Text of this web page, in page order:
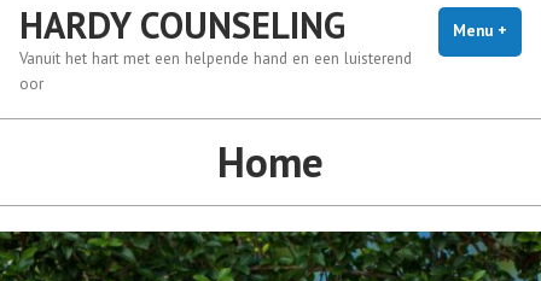
HARDY COUNSELING
Vanuit het hart met een helpende hand en een luisterend
oor
Menu +
Home